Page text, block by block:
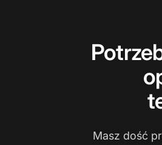
Masz dość